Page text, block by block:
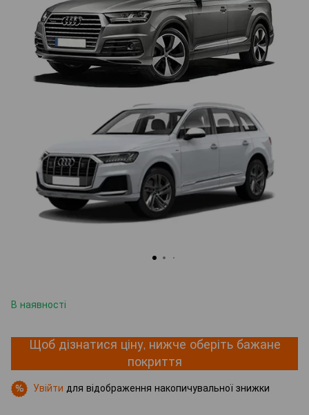
В наявності
Щоб дізнатися ціну, нижче оберіть бажане
покриття
% Увійти для відображення накопичувальної знижки